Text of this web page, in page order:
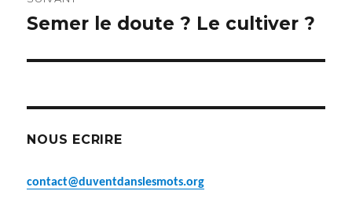
Article
Semer le doute ? Le cultiver ?
NOUS ECRIRE
contact@duventdanslesmots.org